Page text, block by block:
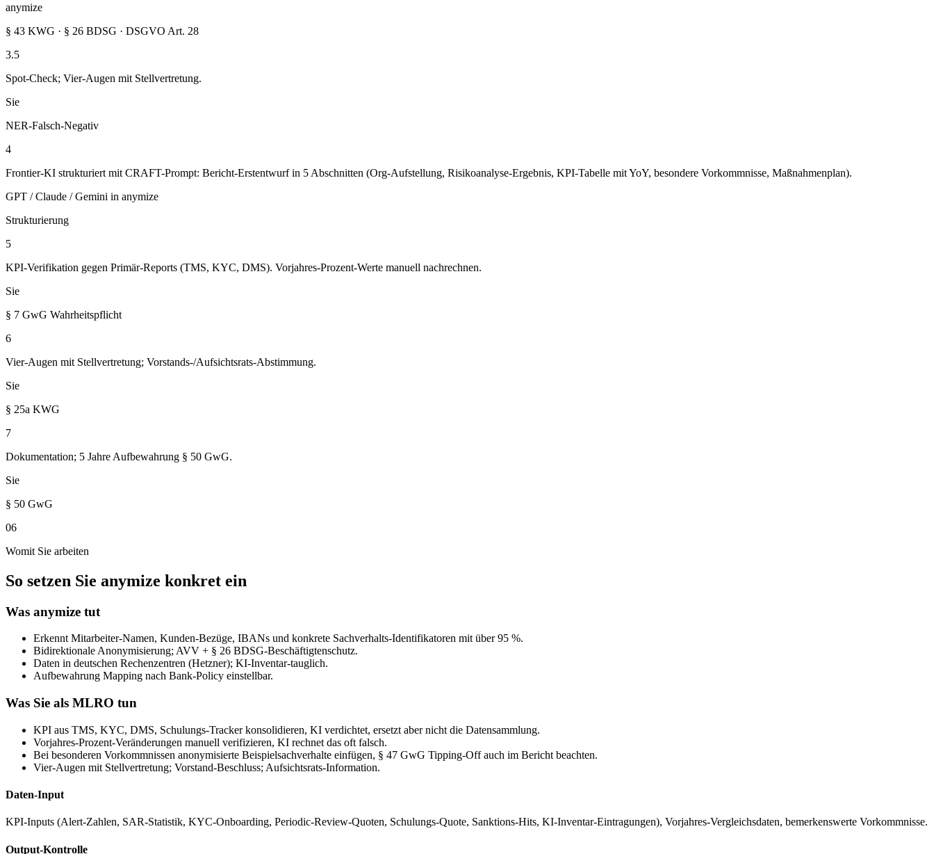
anymize
§ 43 KWG · § 26 BDSG · DSGVO Art. 28
3.5
Spot-Check; Vier-Augen mit Stellvertretung.
Sie
NER-Falsch-Negativ
4
Frontier-KI strukturiert mit CRAFT-Prompt: Bericht-Erstentwurf in 5 Abschnitten (Org-Aufstellung, Risikoanalyse-Ergebnis, KPI-Tabelle mit YoY, besondere Vorkommnisse, Maßnahmenplan).
GPT / Claude / Gemini in anymize
Strukturierung
5
KPI-Verifikation gegen Primär-Reports (TMS, KYC, DMS). Vorjahres-Prozent-Werte manuell nachrechnen.
Sie
§ 7 GwG Wahrheitspflicht
6
Vier-Augen mit Stellvertretung; Vorstands-/Aufsichtsrats-Abstimmung.
Sie
§ 25a KWG
7
Dokumentation; 5 Jahre Aufbewahrung § 50 GwG.
Sie
§ 50 GwG
06
Womit Sie arbeiten
So setzen Sie anymize konkret ein
Was anymize tut
Erkennt Mitarbeiter-Namen, Kunden-Bezüge, IBANs und konkrete Sachverhalts-Identifikatoren mit über 95 %.
Bidirektionale Anonymisierung; AVV + § 26 BDSG-Beschäftigtenschutz.
Daten in deutschen Rechenzentren (Hetzner); KI-Inventar-tauglich.
Aufbewahrung Mapping nach Bank-Policy einstellbar.
Was Sie als MLRO tun
KPI aus TMS, KYC, DMS, Schulungs-Tracker konsolidieren, KI verdichtet, ersetzt aber nicht die Datensammlung.
Vorjahres-Prozent-Veränderungen manuell verifizieren, KI rechnet das oft falsch.
Bei besonderen Vorkommnissen anonymisierte Beispielsachverhalte einfügen, § 47 GwG Tipping-Off auch im Bericht beachten.
Vier-Augen mit Stellvertretung; Vorstand-Beschluss; Aufsichtsrats-Information.
Daten-Input
KPI-Inputs (Alert-Zahlen, SAR-Statistik, KYC-Onboarding, Periodic-Review-Quoten, Schulungs-Quote, Sanktions-Hits, KI-Inventar-Eintragungen), Vorjahres-Vergleichsdaten, bemerkenswerte Vorkommnisse.
Output-Kontrolle